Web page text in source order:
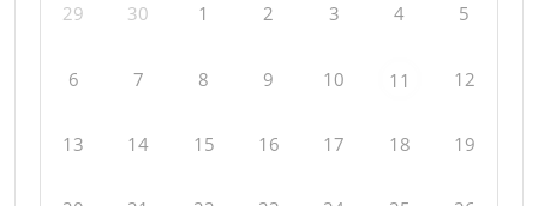
29 30 1 2 3 4 5
6 7 8 9 10 11 12
13 14 15 16 17 18 19